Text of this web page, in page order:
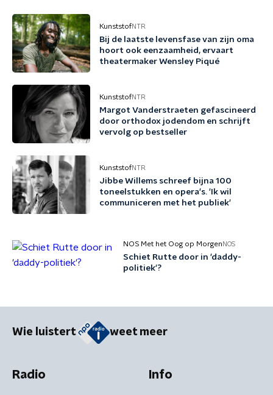
KunststofNTR
Bij de laatste levensfase van zijn oma
hoort ook eenzaamheid, ervaart
theatermaker Wensley Piqué
KunststofNTR
Margot Vanderstraeten gefascineerd
door orthodox jodendom en schrijft
vervolg op bestseller
KunststofNTR
Jibbe Willems schreef bijna 100
toneelstukken en opera's. 'Ik wil
communiceren met het publiek'
NOS Met het Oog op Morgen NOS
Schiet Rutte door in 'daddy-
politiek'?
Wie luistert weet meer
Radio Info